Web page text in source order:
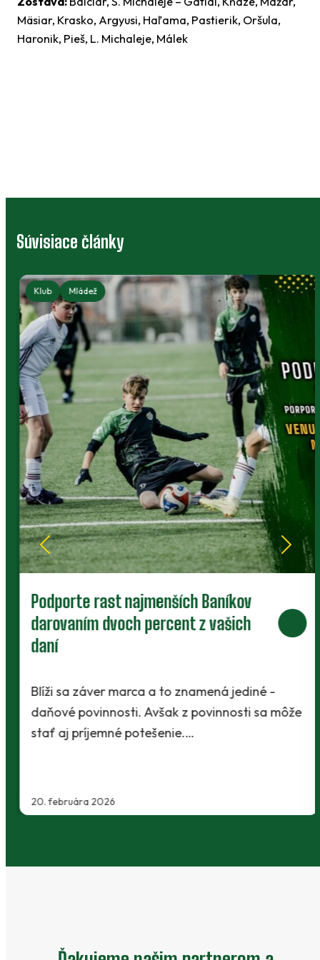
Mäsiar, Krasko, Argyusi, Haľama, Pastierik, Oršula,
Haronik, Pieš, L. Michaleje, Málek
Súvisiace články
žiaci - Ženy
Klub Mládež
Podporte rast najmenších Baníkov
darovaním dvoch percent z vašich
daní
20. februára 2026
Blíži sa záver marca a to znamená jediné -
daňové povinnosti. Avšak z povinnosti sa môže
stať aj príjemné potešenie.…